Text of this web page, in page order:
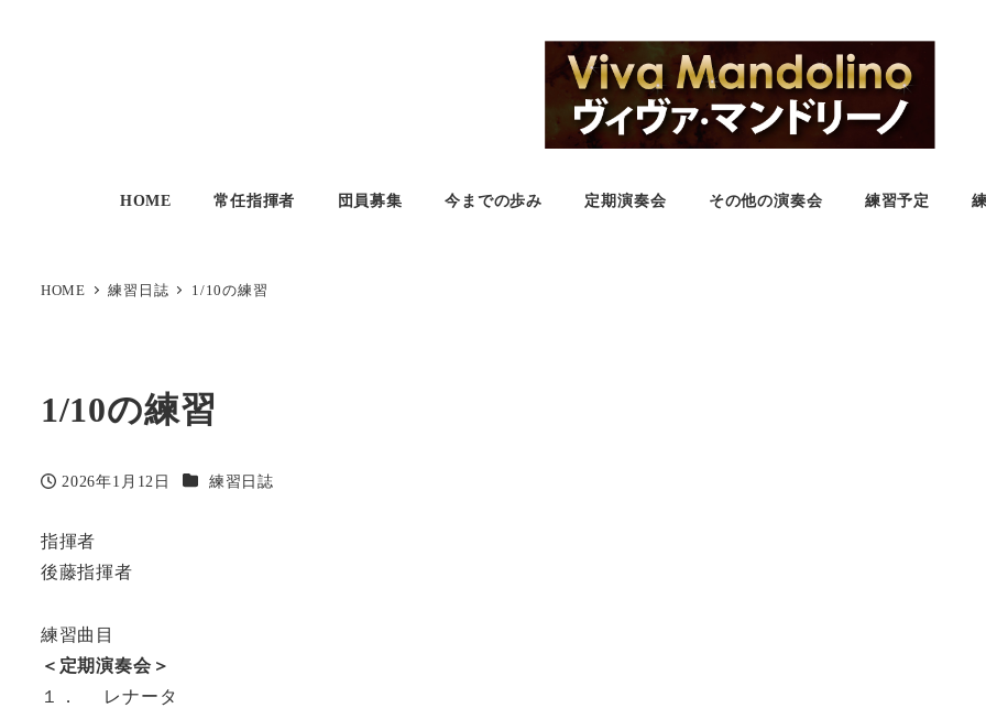
HOME 常任指揮者 団員募集 今までの歩み 定期演奏会 その他の演奏会 練習予定
HOME 練習日誌 1/10の練習
1/10の練習
投稿日
2026年1月12日 カテゴリー
練習日誌
指揮者
後藤指揮者
練習曲目
＜定期演奏会＞
１． レナータ